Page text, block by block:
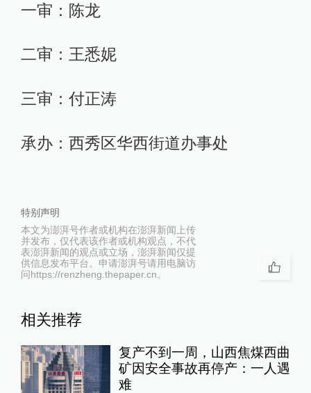
一审：陈龙
二审：王悉妮
三审：付正涛
承办：西秀区华西街道办事处
特别声明
本文为澎湃号作者或机构在澎湃新闻上传
并发布，仅代表该作者或机构观点，不代
表澎湃新闻的观点或立场，澎湃新闻仅提
供信息发布平台。申请澎湃号请用电脑访
问https://renzheng.thepaper.cn。
相关推荐
复产不到一周，山西焦煤西曲
矿因安全事故再停产：一人遇
难